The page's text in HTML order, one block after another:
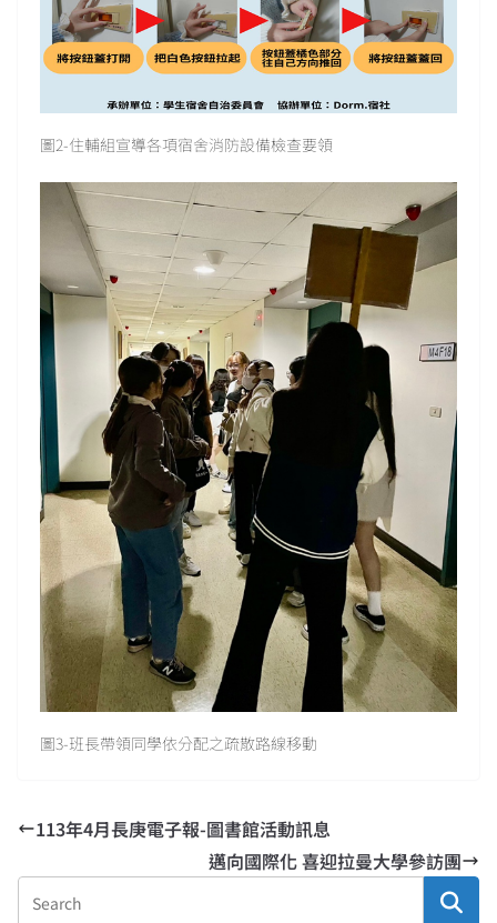
圖2-住輔組宣導各項宿舍消防設備檢查要領
圖3-班長帶領同學依分配之疏散路線移動
113年4月長庚電子報-圖書館活動訊息
邁向國際化 喜迎拉曼大學參訪團